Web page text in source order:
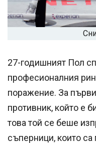
27-годишният Пол
професионалния
поражение. За
противник, който е
това той се беше
съперници, които